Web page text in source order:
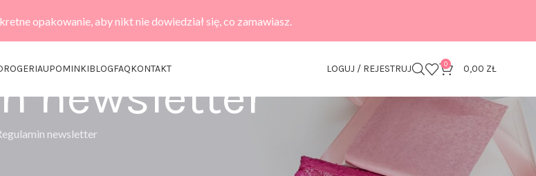
opakowanie, aby nikt nie dowiedział się, co zamawiasz.
UPOMINKIBLOGFAQKONTAKT LOGUJ / REJESTRUJ 0 0,00 ZŁ
newsletter
newsletter